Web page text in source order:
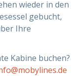
wieder in den
gebucht,
Ihre
Kabine buchen?